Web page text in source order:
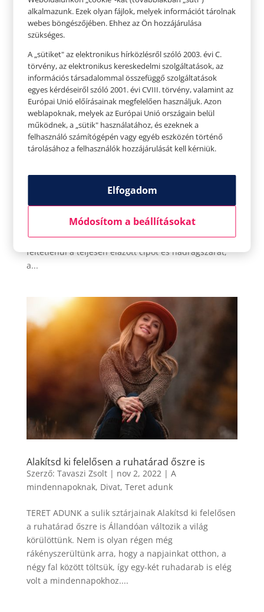
Esőben is stílusosan
TERET ADUNK a sulik sztárjainak Esőben is stílusosan
kicsit nehezebb csinosan, divatosan öltözködni – ám
egyáltalán nem lehetetlen. Az eső nem jelenti
feltétlenül a teljesen elázott cipőt és nadrágszárat,
a...
Alakítsd ki felelősen a ruhatárad őszre is
Szerző: Tavaszi Zsolt| nov 2, 2022| A
mindennapoknak, Divat, Teret adunk
TERET ADUNK a sulik sztárjainak Alakítsd ki felelősen
a ruhatárad őszre is Állandóan változik a világ
körülöttünk. Nem is olyan régen még
rákényszerültünk arra, hogy a napjainkat otthon, a
négy fal között töltsük, így egy-két ruhadarab is elég
volt a mindennapokhoz....
alkalmazunk. Ezek olyan fájlok, melyek információt tárolnak
webes böngészőjében. Ehhez az Ön hozzájárulása
szükséges.
A „sütiket" az elektronikus hírközlésről szóló 2003. évi C.
törvény, az elektronikus kereskedelmi szolgáltatások, az
információs társadalommal összefüggő szolgáltatások
egyes kérdéseiről szóló 2001. évi CVIII. törvény, valamint az
Európai Unió előírásainak megfelelően használjuk. Azon
weblapoknak, melyek az Európai Unió országain belül
működnek, a „sütik" használatához, és ezeknek a
felhasználó számítógépén vagy egyéb eszközén történő
tárolásához a felhasználók hozzájárulását kell kérniük.
Elfogadom
Módosítom a beállításokat